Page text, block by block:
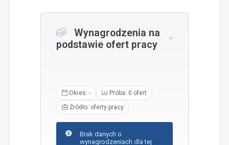
Wynagrodzenia na
podstawie ofert pracy
Okres: -
Próba: 0 ofert
Źródło: oferty pracy
Brak danych o
wynagrodzeniach dla tej